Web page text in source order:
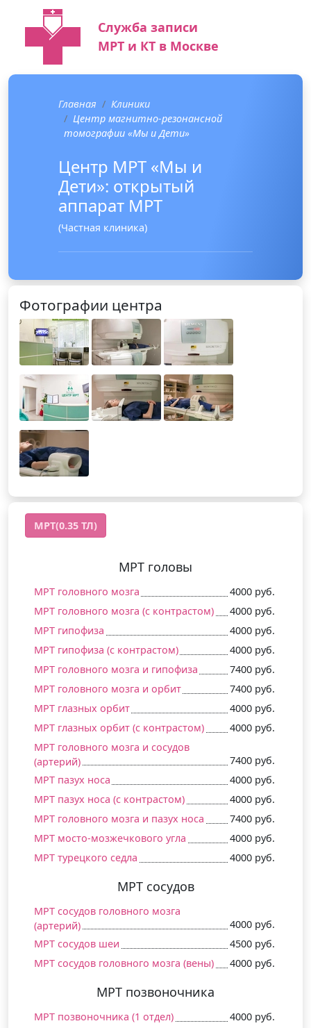
Служба записи
МРТ и КТ в Москве
Главная
Клиники
Центр магнитно-резонансной
томографии «Мы и Дети»
Центр МРТ «Мы и
Дети»: открытый
аппарат МРТ
(Частная клиника)
Фотографии центра
МРТ(0.35 ТЛ)
МРТ головы
МРТ головного мозга
4000 руб.
МРТ головного мозга (c контрастом)
4000 руб.
МРТ гипофиза
4000 руб.
МРТ гипофиза (c контрастом)
4000 руб.
МРТ головного мозга и гипофиза
7400 руб.
МРТ головного мозга и орбит
7400 руб.
МРТ глазных орбит
4000 руб.
МРТ глазных орбит (c контрастом)
4000 руб.
МРТ головного мозга и сосудов
(артерий)
7400 руб.
МРТ пазух носа
4000 руб.
МРТ пазух носа (c контрастом)
4000 руб.
МРТ головного мозга и пазух носа
7400 руб.
МРТ мосто-мозжечкового угла
4000 руб.
МРТ турецкого седла
4000 руб.
МРТ сосудов
МРТ сосудов головного мозга
(артерий)
4000 руб.
МРТ сосудов шеи
4500 руб.
МРТ сосудов головного мозга (вены)
4000 руб.
МРТ позвоночника
МРТ позвоночника (1 отдел)
4000 руб.